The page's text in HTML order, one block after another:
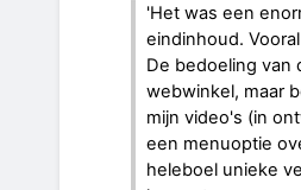
'Het was een
eindinhoud.
De bedoeling van
webwinkel, maar
mijn video's (in
een menuoptie
heleboel unieke